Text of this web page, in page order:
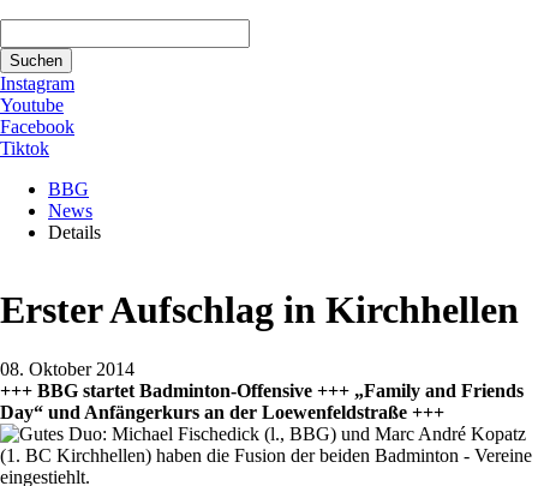
Suchen
Instagram
Youtube
Facebook
Tiktok
BBG
News
Details
Erster Aufschlag in Kirchhellen
08. Oktober 2014
+++ BBG startet Badminton-Offensive +++ „Family and Friends
Day“ und Anfängerkurs an der Loewenfeldstraße +++